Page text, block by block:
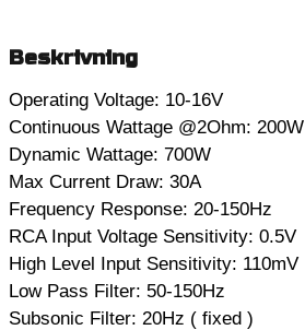
Beskrivning
Operating Voltage: 10-16V
Continuous Wattage @2Ohm: 200W
Dynamic Wattage: 700W
Max Current Draw: 30A
Frequency Response: 20-150Hz
RCA Input Voltage Sensitivity: 0.5V
High Level Input Sensitivity: 110mV
Low Pass Filter: 50-150Hz
Subsonic Filter: 20Hz ( fixed )